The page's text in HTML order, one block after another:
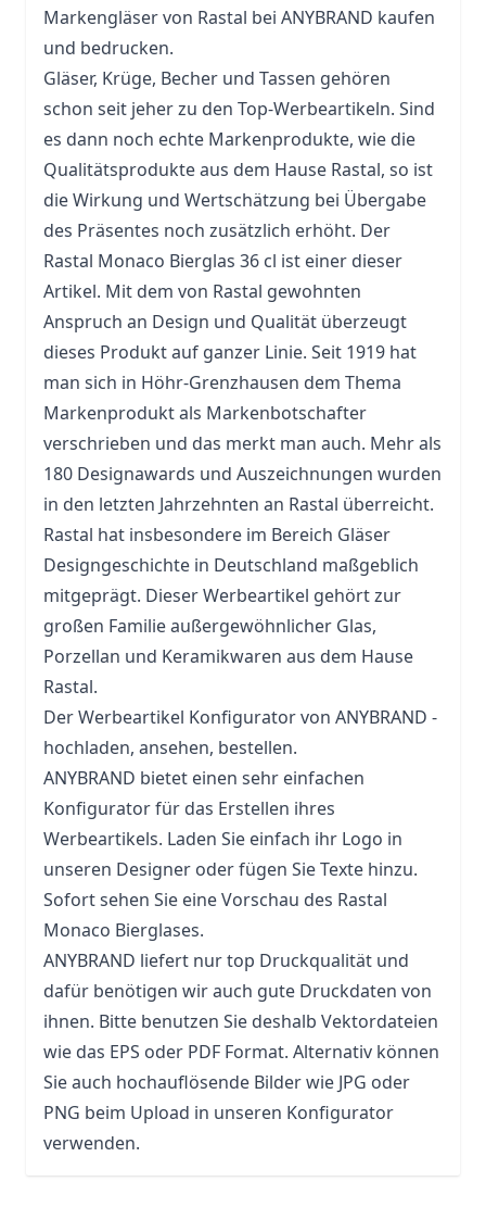
Markengläser von Rastal bei ANYBRAND kaufen
und bedrucken.
Gläser, Krüge, Becher und Tassen gehören
schon seit jeher zu den Top-Werbeartikeln. Sind
es dann noch echte Markenprodukte, wie die
Qualitätsprodukte aus dem Hause Rastal, so ist
die Wirkung und Wertschätzung bei Übergabe
des Präsentes noch zusätzlich erhöht. Der
Rastal Monaco Bierglas 36 cl ist einer dieser
Artikel. Mit dem von Rastal gewohnten
Anspruch an Design und Qualität überzeugt
dieses Produkt auf ganzer Linie. Seit 1919 hat
man sich in Höhr-Grenzhausen dem Thema
Markenprodukt als Markenbotschafter
verschrieben und das merkt man auch. Mehr als
180 Designawards und Auszeichnungen wurden
in den letzten Jahrzehnten an Rastal überreicht.
Rastal hat insbesondere im Bereich Gläser
Designgeschichte in Deutschland maßgeblich
mitgeprägt. Dieser Werbeartikel gehört zur
großen Familie außergewöhnlicher Glas,
Porzellan und Keramikwaren aus dem Hause
Rastal.
Der Werbeartikel Konfigurator von ANYBRAND -
hochladen, ansehen, bestellen.
ANYBRAND bietet einen sehr einfachen
Konfigurator für das Erstellen ihres
Werbeartikels. Laden Sie einfach ihr Logo in
unseren Designer oder fügen Sie Texte hinzu.
Sofort sehen Sie eine Vorschau des Rastal
Monaco Bierglases.
ANYBRAND liefert nur top Druckqualität und
dafür benötigen wir auch gute Druckdaten von
ihnen. Bitte benutzen Sie deshalb Vektordateien
wie das EPS oder PDF Format. Alternativ können
Sie auch hochauflösende Bilder wie JPG oder
PNG beim Upload in unseren Konfigurator
verwenden.